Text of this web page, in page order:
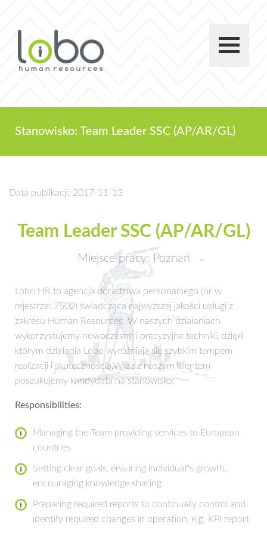
Stanowisko: Team Leader SSC (AP/AR/GL)
Data publikacji: 2017-11-13
Team Leader SSC (AP/AR/GL)
Miejsce pracy: Poznań
Lobo HR to agencja doradztwa personalnego (nr w
rejestrze: 7502) świadcząca najwyższej jakości usługi z
zakresu Human Resources. W naszych działaniach
wykorzystujemy nowoczesne i precyzyjne techniki, dzięki
którym działania Lobo wyróżniają się szybkim tempem
realizacji i skutecznością.Wraz z naszym klientem
poszukujemy kandydata na stanowisko:
Responsibilities:
Managing the Team providing services to European
countries
Setting clear goals, ensuring individual"s growth,
encouraging knowledge sharing
Preparing required reports to continually control and
identify required changes in operation, e.g. KPI report